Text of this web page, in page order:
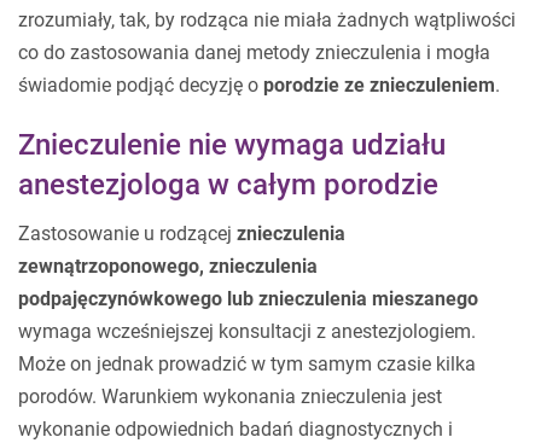
zrozumiały, tak, by rodząca nie miała żadnych wątpliwości
co do zastosowania danej metody znieczulenia i mogła
świadomie podjąć decyzję o porodzie ze znieczuleniem.
Znieczulenie nie wymaga udziału
anestezjologa w całym porodzie
Zastosowanie u rodzącej znieczulenia
zewnątrzoponowego, znieczulenia
podpajęczynówkowego lub znieczulenia mieszanego
wymaga wcześniejszej konsultacji z anestezjologiem.
Może on jednak prowadzić w tym samym czasie kilka
porodów. Warunkiem wykonania znieczulenia jest
wykonanie odpowiednich badań diagnostycznych i